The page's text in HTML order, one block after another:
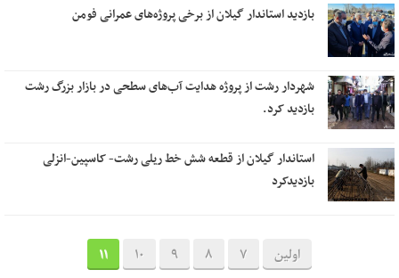
بازدید استاندار گیلان از برخی پروژه‌های عمرانی فومن
شهردار رشت از پروژه هدایت آب‌های سطحی در بازار بزرگ رشت
بازدید کرد.
استاندار گیلان از قطعه شش خط ریلی رشت- کاسپین-انزلی
بازدیدکرد
اولین 7
8
9
10
11